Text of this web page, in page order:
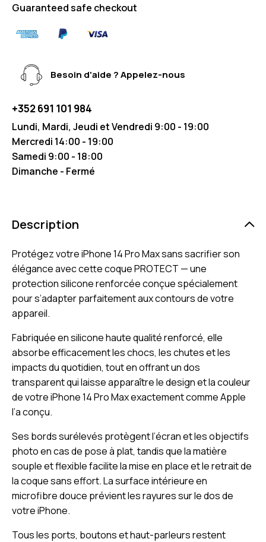
Guaranteed safe checkout
Besoin d'aide ? Appelez-nous
+352 691 101 984
Lundi, Mardi, Jeudi et Vendredi 9:00 - 19:00
Mercredi 14:00 - 19:00
Samedi 9:00 - 18:00
Dimanche - Fermé
Description
Protégez votre iPhone 14 Pro Max sans sacrifier son
élégance avec cette coque PROTECT — une
protection silicone renforcée conçue spécialement
pour s’adapter parfaitement aux contours de votre
appareil.
Fabriquée en silicone haute qualité renforcé, elle
absorbe efficacement les chocs, les chutes et les
impacts du quotidien, tout en offrant un dos
transparent qui laisse apparaître le design et la couleur
de votre iPhone 14 Pro Max exactement comme Apple
l’a conçu.
Ses bords surélevés protègent l’écran et les objectifs
photo en cas de pose à plat, tandis que la matière
souple et flexible facilite la mise en place et le retrait de
la coque sans effort. La surface intérieure en
microfibre douce prévient les rayures sur le dos de
votre iPhone.
Tous les ports, boutons et haut-parleurs restent